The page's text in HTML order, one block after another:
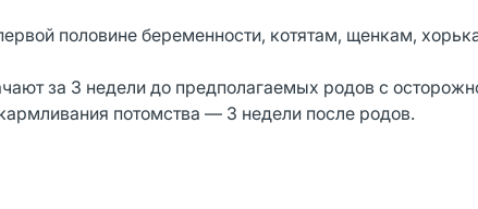
половине беременности, котятам, щенкам,
за З недели до предполагаемых родов с
потомства — З недели после родов.